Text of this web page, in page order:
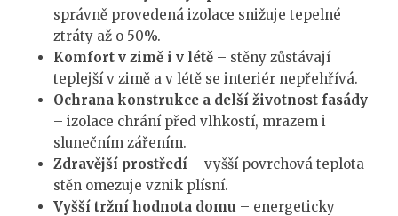
správně provedená izolace snižuje tepelné
ztráty až o 50%.
Komfort v zimě i v létě – stěny zůstávají
teplejší v zimě a v létě se interiér nepřehřívá.
Ochrana konstrukce a delší životnost fasády
– izolace chrání před vlhkostí, mrazem i
slunečním zářením.
Zdravější prostředí – vyšší povrchová teplota
stěn omezuje vznik plísní.
Vyšší tržní hodnota domu – energeticky